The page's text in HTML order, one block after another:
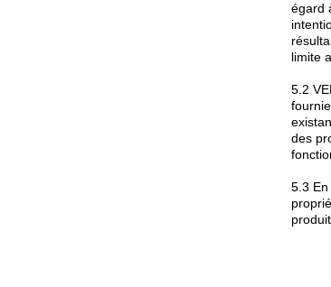
égard
limite
5.2
des
5.3